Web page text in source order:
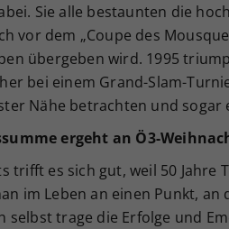
Sie alle bestaunten die
vor dem „Coupe des
übergeben wird. 1995
bei einem Grand-Slam-
Nähe betrachten und sogar
ergeht an Ö3-
trifft es sich gut, weil 50
im Leben an einen Punkt,
selbst trage die Erfolge und